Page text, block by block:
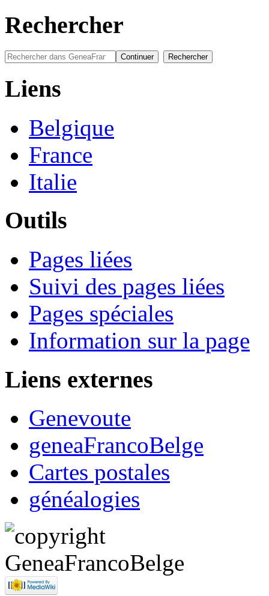
Rechercher
Liens
Belgique
France
Italie
Outils
Pages liées
Suivi des pages liées
Pages spéciales
Information sur la page
Liens externes
Genevoute
geneaFrancoBelge
Cartes postales
généalogies